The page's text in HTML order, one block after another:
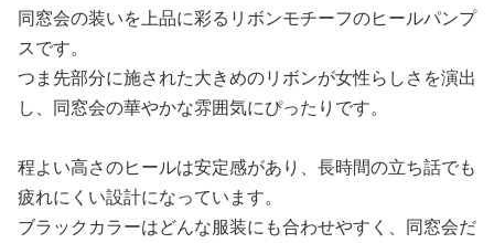
同窓会の装いを上品に彩るリボンモチーフのヒールパンプ
スです。
つま先部分に施された大きめのリボンが女性らしさを演出
し、同窓会の華やかな雰囲気にぴったりです。
程よい高さのヒールは安定感があり、長時間の立ち話でも
疲れにくい設計になっています。
ブラックカラーはどんな服装にも合わせやすく、同窓会だ